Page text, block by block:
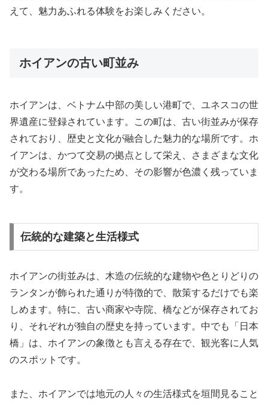
えて、魅力あふれる体験をお楽しみください。
ホイアンの古い町並み
ホイアンは、ベトナム中部の美しい港町で、ユネスコの世
界遺産に登録されています。この町は、古い街並みが保存
されており、歴史と文化が融合した魅力的な場所です。ホ
イアンは、かつて交易の拠点として栄え、さまざまな文化
が交わる場所であったため、その影響が色濃く残っていま
す。
伝統的な建築と生活様式
ホイアンの街並みは、木造の伝統的な建物や色とりどりの
ランタンが飾られた通りが特徴的で、散策するだけでも楽
しめます。特に、古い商家や寺院、橋などが保存されてお
り、それぞれが独自の歴史を持っています。中でも「日本
橋」は、ホイアンの象徴とも言える存在で、観光客に人気
のスポットです。
また、ホイアンでは地元の人々の生活様式を垣間見ること